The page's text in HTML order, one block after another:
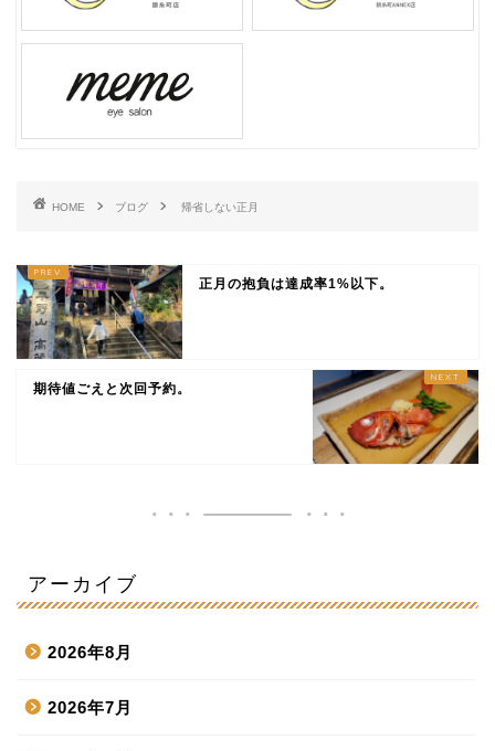
HOME ブログ 帰省しない正月
正月の抱負は達成率1%以下。
期待値ごえと次回予約。
アーカイブ
2026年8月
2026年7月